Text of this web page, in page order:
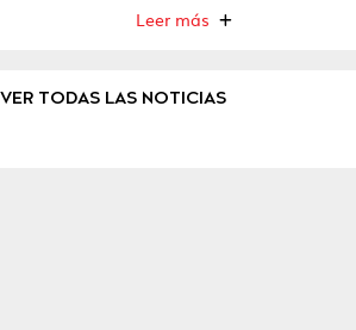
Leer más
VER TODAS LAS NOTICIAS